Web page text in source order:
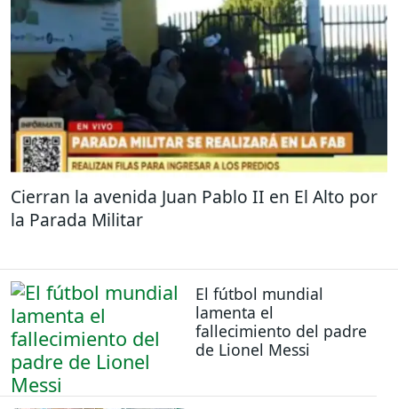
Cierran la avenida Juan Pablo II en El Alto por
la Parada Militar
El fútbol mundial
lamenta el
fallecimiento del padre
de Lionel Messi